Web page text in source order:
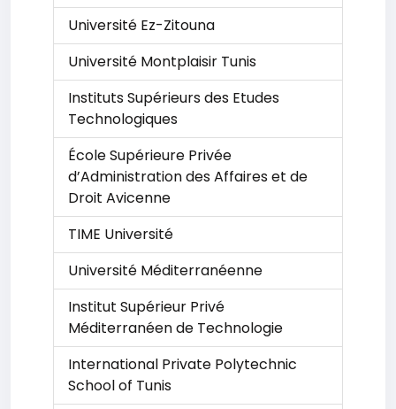
Université Ez-Zitouna
Université Montplaisir Tunis
Instituts Supérieurs des Etudes
Technologiques
École Supérieure Privée
d’Administration des Affaires et de
Droit Avicenne
TIME Université
Université Méditerranéenne
Institut Supérieur Privé
Méditerranéen de Technologie
International Private Polytechnic
School of Tunis